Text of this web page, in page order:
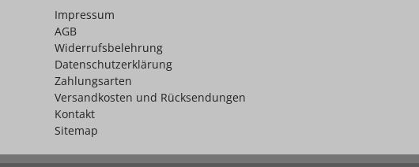
Impressum
AGB
Widerrufsbelehrung
Datenschutzerklärung
Zahlungsarten
Versandkosten und Rücksendungen
Kontakt
Sitemap